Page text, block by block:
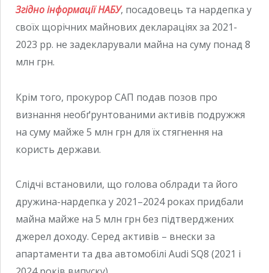
Згідно інформації НАБУ, посадовець та нардепка у
своїх щорічних майнових деклараціях за 2021-
2023 рр. не задекларували майна на суму понад 8
млн грн.
Крім того, прокурор САП подав позов про
визнання необґрунтованими активів подружжя
на суму майже 5 млн грн для їх стягнення на
користь держави.
Слідчі встановили, що голова облради та його
дружина-нардепка у 2021–2024 роках придбали
майна майже на 5 млн грн без підтверджених
джерел доходу. Серед активів – внески за
апартаменти та два автомобілі Audi SQ8 (2021 і